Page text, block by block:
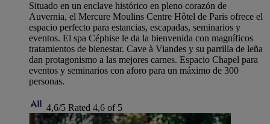
Situado en un enclave histórico en pleno corazón de
Auvernia, el Mercure Moulins Centre Hôtel de Paris ofrece el
espacio perfecto para estancias, escapadas, seminarios y
eventos. El spa Céphise le da la bienvenida con magníficos
tratamientos de bienestar. Cave à Viandes y su parrilla de leña
dan protagonismo a las mejores carnes. Espacio Chapel para
eventos y seminarios con aforo para un máximo de 300
personas.
4,6/5 Rated 4,6 of 5